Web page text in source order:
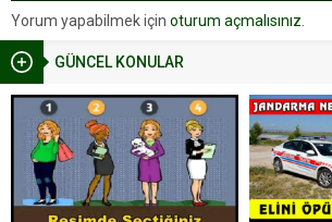
GÜNCEL KONULAR
Yorum yapabilmek için oturum açmalısınız